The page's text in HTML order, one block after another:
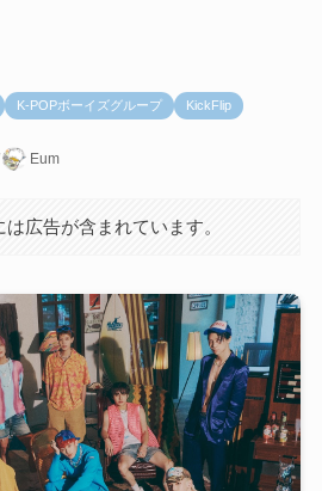
K-POPボーイズグループ
KickFlip
Eum
広告が含まれています。